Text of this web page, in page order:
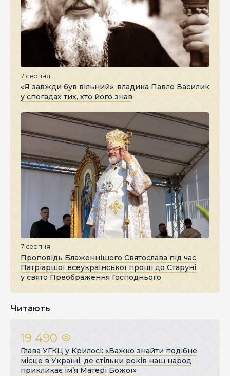
7 серпня
«Я завжди був вільний»: владика Павло Василик
у спогадах тих, хто його знав
7 серпня
Проповідь Блаженнішого Святослава під час
Патріаршої всеукраїнської прощі до Старуні
у свято Преображення Господнього
Читають
19 490
Глава УГКЦ у Крилосі: «Важко знайти подібне
місце в Україні, де стільки років наш народ
прикликає ім’я Матері Божої»